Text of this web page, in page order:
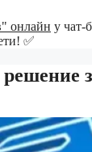
онлайн у чат-
✅